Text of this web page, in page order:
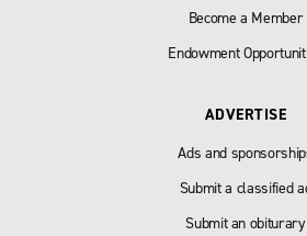
Become a Member
Endowment
ADVERTISE
Ads and
Submit a classified
Submit an obiturary